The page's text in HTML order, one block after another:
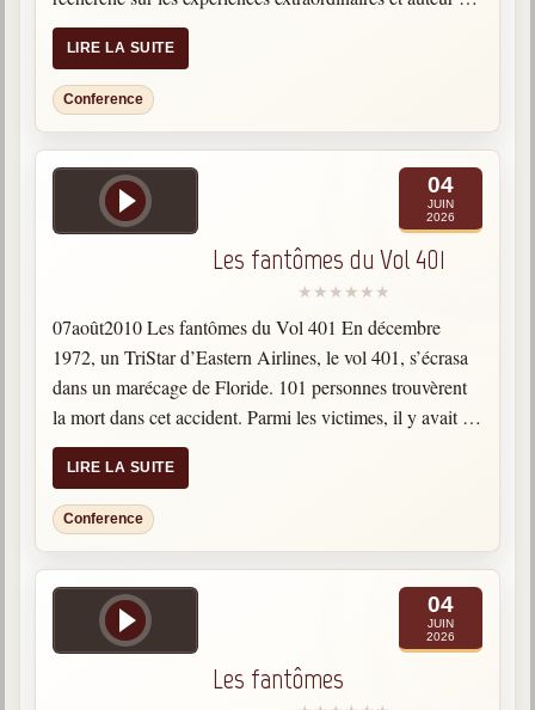
La mort n’est pas une terre étrangère et…
LIRE LA SUITE
Conference
04
JUIN
2026
Les fantômes du Vol 401
07août2010 Les fantômes du Vol 401 En décembre
1972, un TriStar d’Eastern Airlines, le vol 401, s’écrasa
dans un marécage de Floride. 101 personnes trouvèrent
la mort dans cet accident. Parmi les victimes, il y avait le
pilote Bob Loft et l’ingénieur…
LIRE LA SUITE
Conference
04
JUIN
2026
Les fantômes